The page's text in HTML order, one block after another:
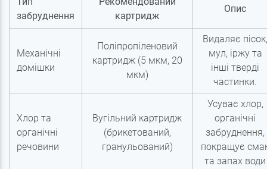
забруднення
картридж
Опис
Механічні
домішки
Поліпропіленовий
картридж (5 мкм, 20
мкм)
Видаляє пісок,
мул, іржу та
інші тверді
частинки.
Хлор та
органічні
речовини
Вугільний картридж
(брикетований,
гранульований)
Усуває хлор,
органічні
забруднення,
покращує
та запах води